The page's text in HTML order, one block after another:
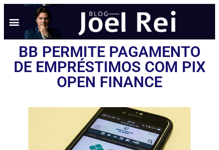
BB PERMITE PAGAMENTO
DE EMPRÉSTIMOS COM PIX
OPEN FINANCE